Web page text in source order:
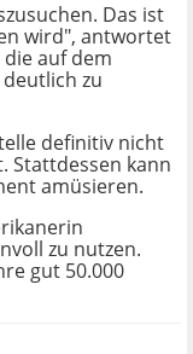
Das ist
wird", antwortet
auf dem
zu
definitiv nicht
Stattdessen kann
amüsieren.
zu nutzen.
gut 50.000